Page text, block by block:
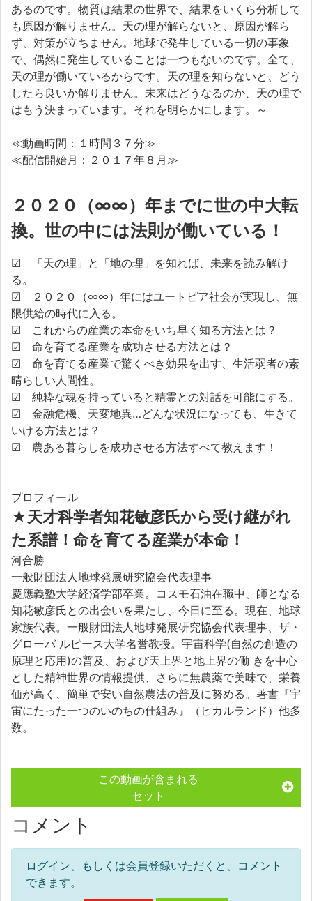
あるのです。物質は結果の世界で、結果をいくら分析して
も原因が解りません。天の理が解らないと、原因が解ら
ず、対策が立ちません。地球で発生している一切の事象
で、偶然に発生していることは一つもないのです。全て、
天の理が働いているからです。天の理を知らないと、どう
したら良いか解りません。未来はどうなるのか、天の理で
はもう決まっています。それを明らかにします。～
≪動画時間：１時間３７分≫
≪配信開始月：２０１７年８月≫
２０２０（∞∞）年までに世の中大転
換。世の中には法則が働いている！
☑ 「天の理」と「地の理」を知れば、未来を読み解け
る。
☑ ２０２０（∞∞）年にはユートピア社会が実現し、無
限供給の時代に入る。
☑ これからの産業の本命をいち早く知る方法とは？
☑ 命を育てる産業を成功させる方法とは？
☑ 命を育てる産業で驚くべき効果を出す、生活弱者の素
晴らしい人間性。
☑ 純粋な魂を持っていると精霊との対話を可能にする。
☑ 金融危機、天変地異…どんな状況になっても、生きて
いける方法とは？
☑ 農ある暮らしを成功させる方法すべて教えます！
プロフィール
★天才科学者知花敏彦氏から受け継がれ
た系譜！命を育てる産業が本命！
河合勝
一般財団法人地球発展研究協会代表理事
慶應義塾大学経済学部卒業。コスモ石油在職中、師となる
知花敏彦氏との出会いを果たし、今日に至る。現在、地球
家族代表。一般財団法人地球発展研究協会代表理事、ザ・
グローバ ルピース大学名誉教授。宇宙科学(自然の創造の
原理と応用)の普及、および天上界と地上界の働 きを中心
とした精神世界の情報提供、さらに無農薬で美味で、栄養
価が高く、簡単で安い自然農法の普及に努める。著書『宇
宙にたった一つのいのちの仕組み』（ヒカルランド）他多
数。
この動画が含まれる
セット
コメント
ログイン、もしくは会員登録いただくと、コメント
できます。